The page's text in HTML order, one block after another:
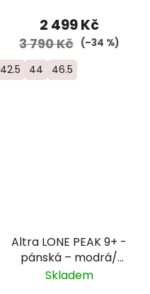
2 499 Kč
3 790 Kč (–34 %)
42.5 44 46.5
Altra LONE PEAK 9+ -
pánská – modrá/
černá
Skladem